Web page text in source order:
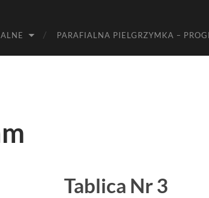
PARAFIALNA PIELGRZYMKA –
Tablica Nr 3